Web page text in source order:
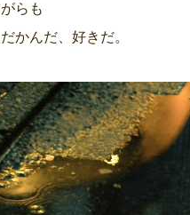
らも
かんだ、好きだ。